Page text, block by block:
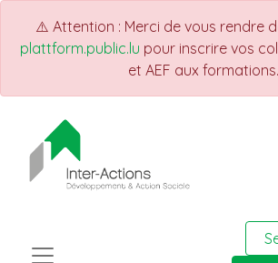
⚠️ Attention : Merci de vous rendre
plattform.public.lu pour inscrire vos
et AEF aux formations.